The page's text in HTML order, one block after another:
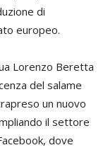
di
europeo.
Lorenzo Beretta
del salame
un nuovo
il settore
dove